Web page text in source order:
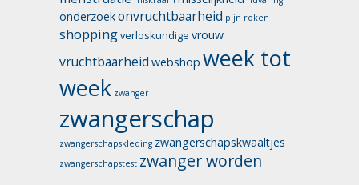
onderzoekonvruchtbaarheid pijn roken
shoppingverloskundige vrouw
vruchtbaarheid webshop week tot
week zwanger
zwangerschap
zwangerschapskleding zwangerschapskwaaltjes
zwangerschapstest zwanger worden